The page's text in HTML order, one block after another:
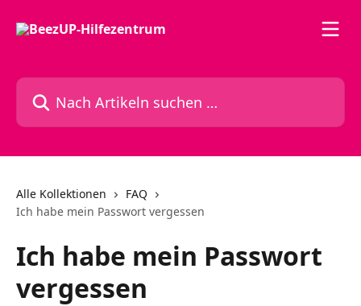
Nach Artikeln suchen …
Alle Kollektionen
FAQ
Ich habe mein Passwort vergessen
Ich habe mein Passwort
vergessen